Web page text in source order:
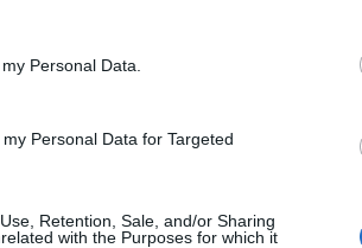
Personal Data.
Personal Data for Targeted
Retention, Sale, and/or Sharing
with the Purposes for which it